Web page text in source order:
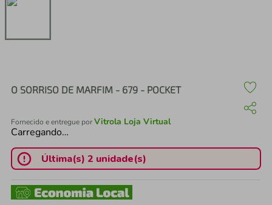
O SORRISO DE MARFIM - 679 - POCKET
Fornecido e entregue porVitrola Loja Virtual
Carregando…
Última(s) 2 unidade(s)